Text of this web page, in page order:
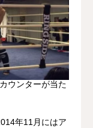
ウンターが当た
年11月にはア